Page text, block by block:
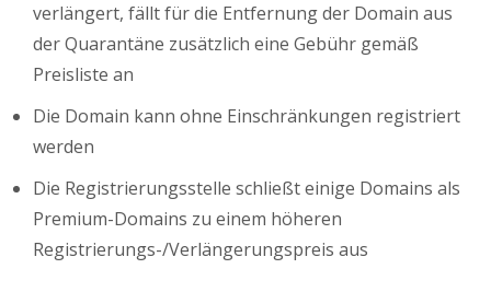
verlängert, fällt für die Entfernung der Domain aus
der Quarantäne zusätzlich eine Gebühr gemäß
Preisliste an
Die Domain kann ohne Einschränkungen registriert
werden
Die Registrierungsstelle schließt einige Domains als
Premium-Domains zu einem höheren
Registrierungs-/Verlängerungspreis aus